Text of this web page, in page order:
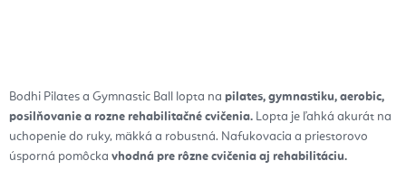
Bodhi Pilates a Gymnastic Ball lopta na pilates, gymnastiku, aerobic,
posilňovanie a rozne rehabilitačné cvičenia. Lopta je ľahká akurát na
uchopenie do ruky, mäkká a robustná. Nafukovacia a priestorovo
úsporná pomôcka vhodná pre rôzne cvičenia aj rehabilitáciu.